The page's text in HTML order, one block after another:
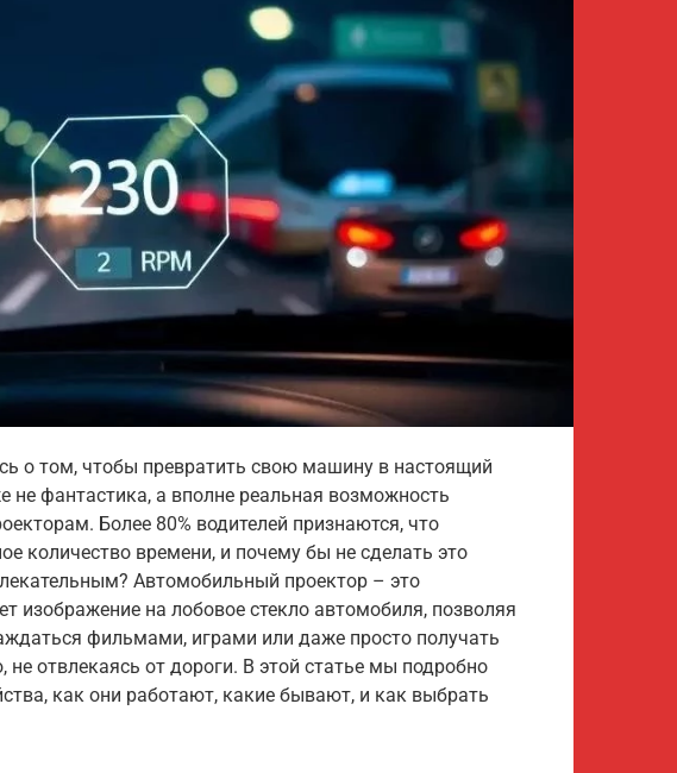
о том, чтобы превратить свою машину в настоящий
не фантастика, а вполне реальная возможность
Более 80% водителей признаются, что
количество времени, и почему бы не сделать это
Автомобильный проектор – это
изображение на лобовое стекло автомобиля, позволяя
фильмами, играми или даже просто получать
отвлекаясь от дороги. В этой статье мы подробно
как они работают, какие бывают, и как выбрать